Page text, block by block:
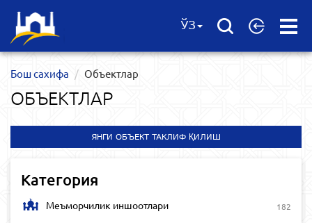
Open
ЎЗ
Бош сахифа Объектлар
ОБЪЕКТЛАР
ЯНГИ ОБЪЕКТ ТАКЛИФ ҚИЛИШ
Категория
Меъморчилик иншоотлари 182